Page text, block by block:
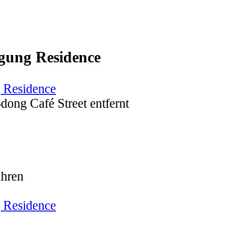
Residence
Café Street entfernt